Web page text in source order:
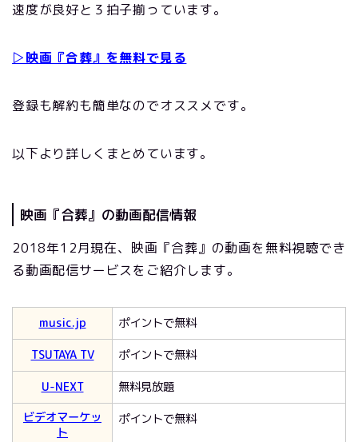
速度が良好と３拍子揃っています。
▷映画『合葬』を無料で見る
登録も解約も簡単なのでオススメです。
以下より詳しくまとめています。
映画『合葬』の動画配信情報
2018年12月現在、映画『合葬』の動画を無料視聴でき
る動画配信サービスをご紹介します。
music.jp
ポイントで無料
TSUTAYA TV
ポイントで無料
U-NEXT
無料見放題
ビデオマーケッ
ト
ポイントで無料